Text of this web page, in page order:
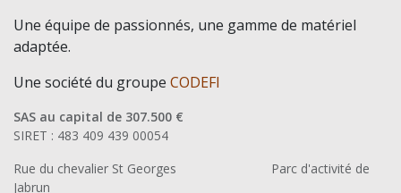
Une équipe de passionnés, une gamme de matériel
adaptée.
Une société du groupe CODEFI
SAS au capital de 307.500 €
SIRET : 483 409 439 00054
Rue du chevalier St Georges
​Parc d'activité de
Jabrun